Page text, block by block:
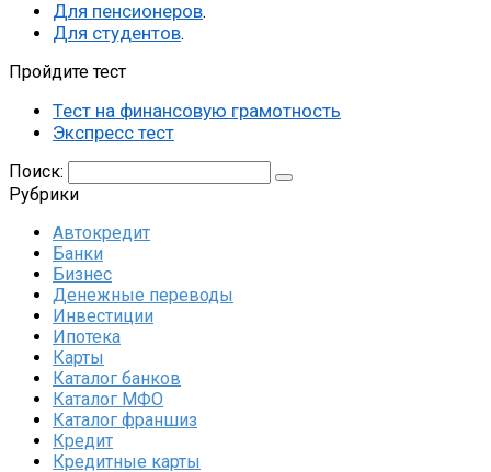
Для пенсионеров.
Для студентов.
Пройдите тест
Тест на финансовую грамотность
Экспресс тест
Поиск:
Рубрики
Автокредит
Банки
Бизнес
Денежные переводы
Инвестиции
Ипотека
Карты
Каталог банков
Каталог МФО
Каталог франшиз
Кредит
Кредитные карты